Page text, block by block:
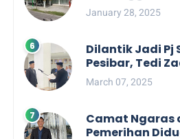
Terkait Nasib
Tahun 2025
January 28, 2025
Dilantik Jadi Pj
Pesibar, Tedi
Punya Rekam
March 07, 2025
Camat Ngaras
Pemerihan